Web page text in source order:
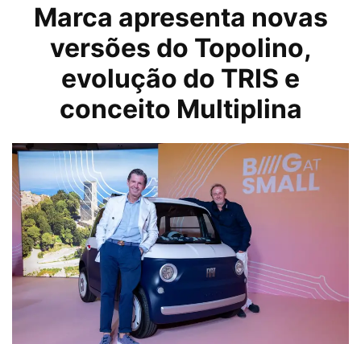
Marca apresenta novas
versões do Topolino,
evolução do TRIS e
conceito Multiplina